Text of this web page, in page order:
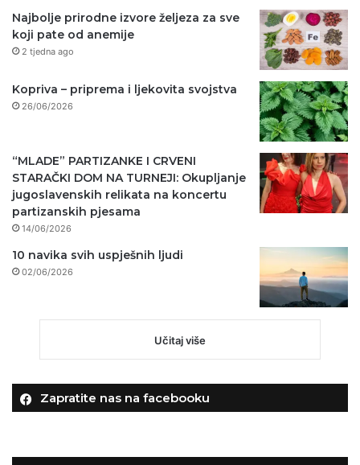
Najbolje prirodne izvore željeza za sve
koji pate od anemije
2 tjedna ago
Kopriva – priprema i ljekovita svojstva
26/06/2026
“MLADE” PARTIZANKE I CRVENI
STARAČKI DOM NA TURNEJI: Okupljanje
jugoslavenskih relikata na koncertu
partizanskih pjesama
14/06/2026
10 navika svih uspješnih ljudi
02/06/2026
Učitaj više
Zapratite nas na facebooku